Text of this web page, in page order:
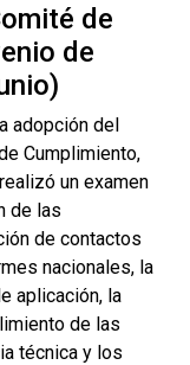
de
de
adopción del
Cumplimiento,
un examen
de las
de contactos
nacionales, la
aplicación, la
de las
técnica y los